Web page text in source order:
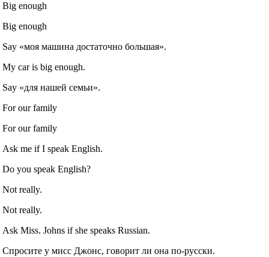
Big enough
Big enough
Say «моя машина достаточно большая».
My car is big enough.
Say «для нашей семьи».
For our family
For our family
Ask me if I speak English.
Do you speak English?
Not really.
Not really.
Ask Miss. Johns if she speaks Russian.
Спросите у мисс Джонс, говорит ли она по‐русски.